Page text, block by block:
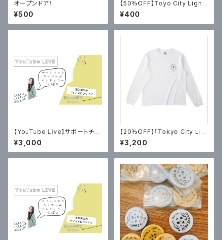
オープンドア！
¥500
【50％OFF】Toyo City Light
s LPキーホルダー
¥400
【YouTube Live】サポートチケ
ット
¥3,000
【20％OFF】「Tokyo City Lig
hts 2」オーガニックコットン・ロ
ングTシャツ
¥3,200